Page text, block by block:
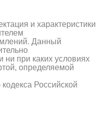
и характеристики
Данный
при каких условиях
определяемой
Российской